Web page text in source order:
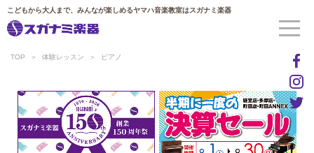
こどもから大人まで、みんなが楽しめるヤマハ音楽教室はスガナミ楽器
TOP 体験レッスン ピアノ